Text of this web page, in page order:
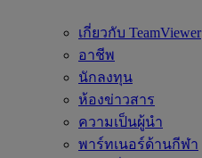
เกี่ยวกับ TeamViewer
อาชีพ
นักลงทุน
ห้องข่าวสาร
ความเป็นผู้นำ
พาร์ทเนอร์ด้านกีฬา